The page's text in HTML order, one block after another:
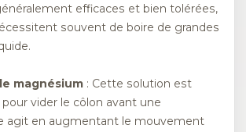
efficaces et bien tolérées,
souvent de boire de grandes
magnésium : Cette solution est
vider le côlon avant une
agit en augmentant le mouvement